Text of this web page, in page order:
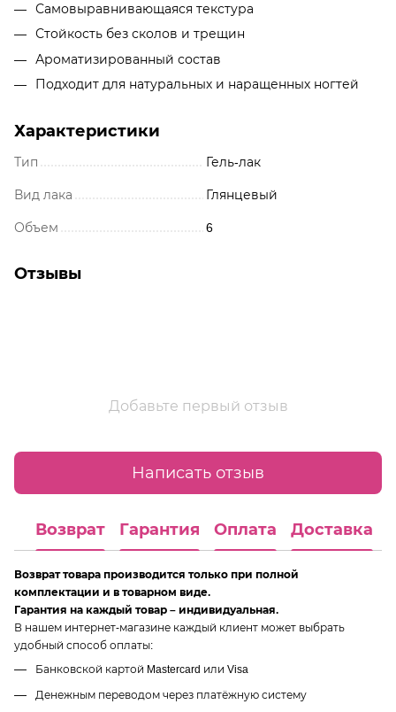
Самовыравнивающаяся текстура
Стойкость без сколов и трещин
Ароматизированный состав
Подходит для натуральных и наращенных ногтей
Характеристики
Тип Гель-лак
Вид лака Глянцевый
Объем 6
Отзывы
Добавьте первый отзыв
Написать отзыв
Возврат Гарантия Оплата Доставка
Возврат товара производится только при полной
комплектации и в товарном виде.
Гарантия на каждый товар – индивидуальная.
В нашем интернет-магазине каждый клиент может выбрать
удобный способ оплаты:
Банковской картой Mastercard или Visa
Денежным переводом через платёжную систему